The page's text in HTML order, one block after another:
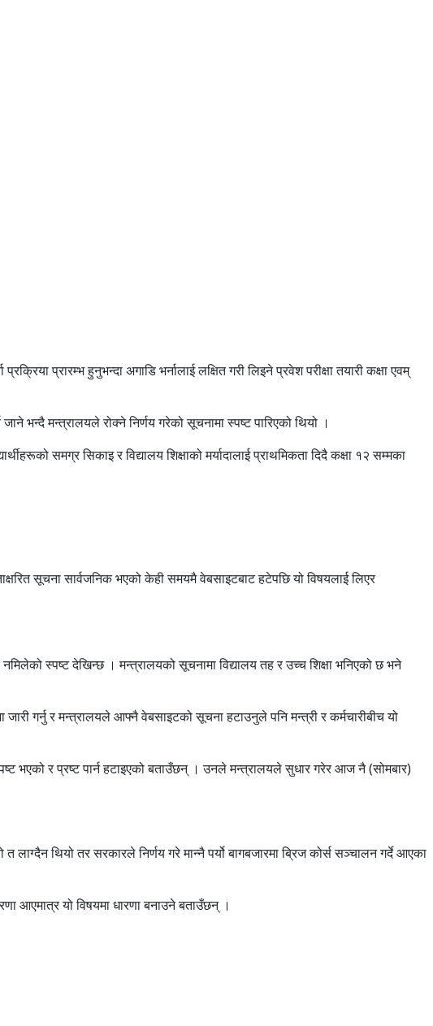
प्रारम्भ हुनुभन्दा अगाडि भर्नालाई लक्षित गरी लिइने प्रवेश परीक्षा तयारी कक्षा एवम्
भन्दै मन्त्रालयले रोक्ने निर्णय गरेको सूचनामा स्पष्ट पारिएको थियो ।
समग्र सिकाइ र विद्यालय शिक्षाको मर्यादालाई प्राथमिकता दिदै कक्षा १२ सम्मका
सूचना सार्वजनिक भएको केही समयमै वेबसाइटबाट हटेपछि यो विषयलाई लिएर
स्पष्ट देखिन्छ । मन्त्रालयको सूचनामा विद्यालय तह र उच्च शिक्षा भनिएको छ भने
गर्नु र मन्त्रालयले आफ्नै वेबसाइटको सूचना हटाउनुले पनि मन्त्री र कर्मचारीबीच यो
भएको र प्रष्ट पार्न हटाइएको बताउँछन् । उनले मन्त्रालयले सुधार गरेर आज नै (सोमबार)
लाग्दैन थियो तर सरकारले निर्णय गरे मान्नै पर्यो बागबजारमा ब्रिज कोर्स सञ्चालन गर्दे आएका
आएमात्र यो विषयमा धारणा बनाउने बताउँछन् ।